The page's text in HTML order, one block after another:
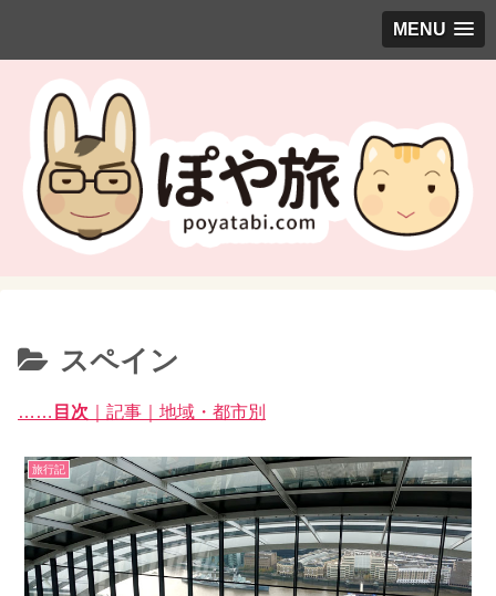
MENU
スペイン
…… 目次 ｜記事｜地域・都市別
旅行記